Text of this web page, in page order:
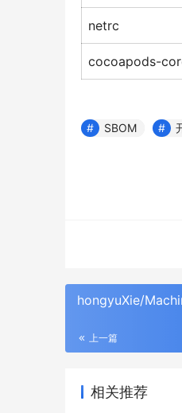
netrc
cocoapods-
SBOM
hongyuXie/
上一篇
相关推荐